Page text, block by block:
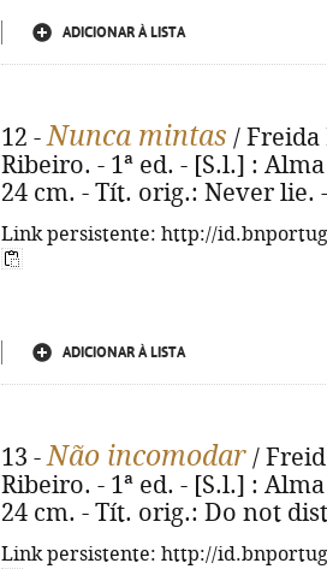
ADICIONAR À LISTA
12 -Nunca mintas / Freida
Ribeiro. - 1ª ed. - [S.l.] :
24 cm. - Tít. orig.: Never lie.
Link persistente: http://
ADICIONAR À LISTA
13 -Não incomodar /
Ribeiro. - 1ª ed. - [S.l.] :
24 cm. - Tít. orig.: Do not
Link persistente: http://